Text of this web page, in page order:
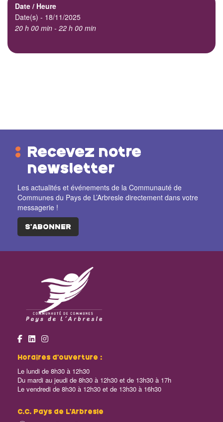
Date / Heure
Date(s) - 18/11/2025
20 h 00 min - 22 h 00 min
Recevez notre
newsletter
Les actualités et événements de la Communauté de
Communes du Pays de L’Arbresle directement dans votre
messagerie !
S'ABONNER
Horaires d’ouverture :
Le lundi de 8h30 à 12h30
Du mardi au jeudi de 8h30 à 12h30 et de 13h30 à 17h
Le vendredi de 8h30 à 12h30 et de 13h30 à 16h30
C.C. Pays de L’Arbresle